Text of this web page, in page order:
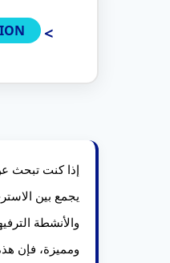
إذا كنت تبحث
يجمع بين
والأنشطة
ومميزة، فإن